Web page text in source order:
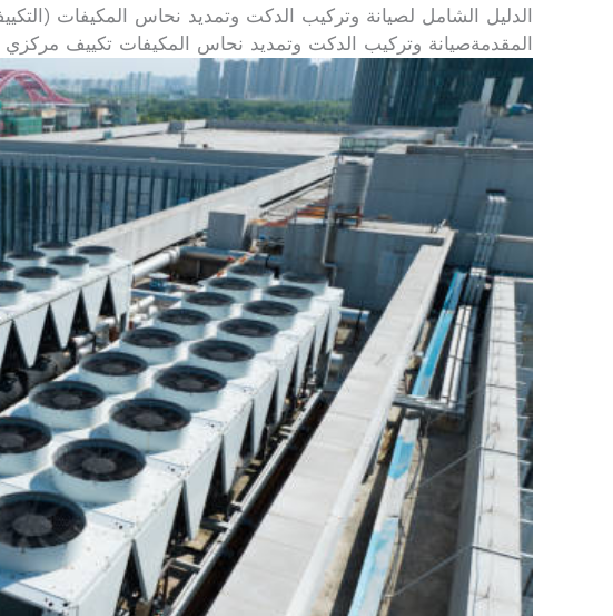
الدليل الشامل لصيانة وتركيب الدكت وتمديد نحاس المكيفات
المقدمةصيانة وتركيب الدكت وتمديد نحاس المكيفات تكييف